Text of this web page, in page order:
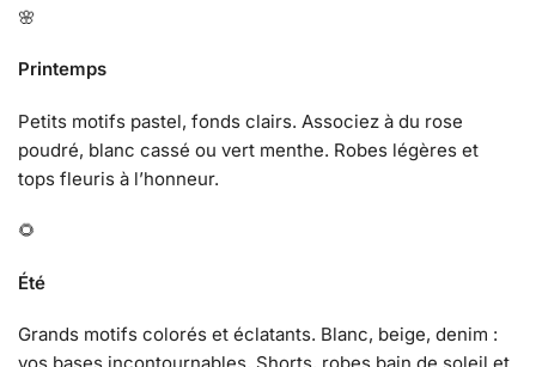
🌸
Printemps
Petits motifs pastel, fonds clairs. Associez à du rose
poudré, blanc cassé ou vert menthe. Robes légères et
tops fleuris à l’honneur.
🌻
Été
Grands motifs colorés et éclatants. Blanc, beige, denim :